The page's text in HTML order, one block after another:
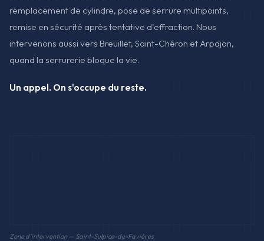
remplacement de cylindre, pose de serrure multipoints,
remise en sécurité après tentative d'effraction. Nous
intervenons aussi vers Breuillet, Saint-Chéron et Arpajon,
quand la serrurerie bloque la vie.
Un appel. On s'occupe du reste.
Zone d'intervention — Saint-Sulpice-de-Favières